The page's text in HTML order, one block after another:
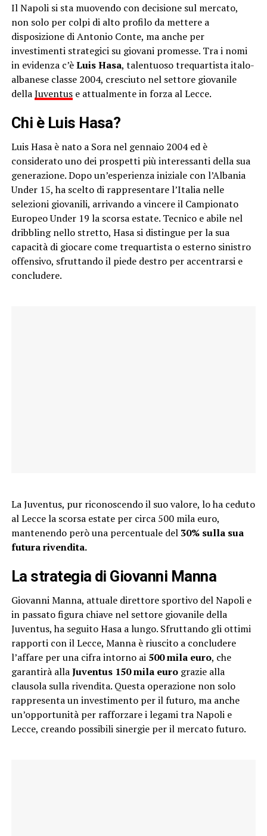
Il Napoli si sta muovendo con decisione sul mercato,
non solo per colpi di alto profilo da mettere a
disposizione di Antonio Conte, ma anche per
investimenti strategici su giovani promesse. Tra i nomi
in evidenza c’èLuis Hasa, talentuoso trequartista italo-
albanese classe 2004, cresciuto nel settore giovanile
dellaJuventuse attualmente in forza al Lecce.
Chi è Luis Hasa?
Luis Hasa è nato a Sora nel gennaio 2004 ed è
considerato uno dei prospetti più interessanti della sua
generazione. Dopo un’esperienza iniziale con l’Albania
Under 15, ha scelto di rappresentare l’Italia nelle
selezioni giovanili, arrivando a vincere il Campionato
Europeo Under 19 la scorsa estate. Tecnico e abile nel
dribbling nello stretto, Hasa si distingue per la sua
capacità di giocare come trequartista o esterno sinistro
offensivo, sfruttando il piede destro per accentrarsi e
concludere.
La Juventus, pur riconoscendo il suo valore, lo ha ceduto
al Lecce la scorsa estate per circa 500 mila euro,
mantenendo però una percentuale del 30% sulla sua
futura rivendita.
La strategia di Giovanni Manna
Giovanni Manna, attuale direttore sportivo del Napoli e
in passato figura chiave nel settore giovanile della
Juventus, ha seguito Hasa a lungo. Sfruttando gli ottimi
rapporti con il Lecce, Manna è riuscito a concludere
l’affare per una cifra intorno ai500 mila euro, che
garantirà allaJuventus 150 mila euro grazie alla
clausola sulla rivendita. Questa operazione non solo
rappresenta un investimento per il futuro, ma anche
un’opportunità per rafforzare i legami tra Napoli e
Lecce, creando possibili sinergie per il mercato futuro.